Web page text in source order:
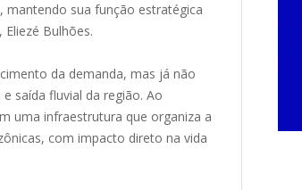
mantendo sua função estratégica
Bulhões.
da demanda, mas já não
saída fluvial da região. Ao
uma infraestrutura que organiza a
com impacto direto na vida